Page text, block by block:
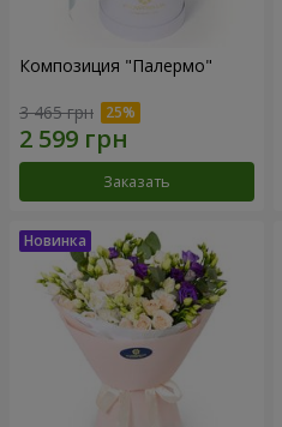
Композиция "Палермо"
3 465 грн
Заказать